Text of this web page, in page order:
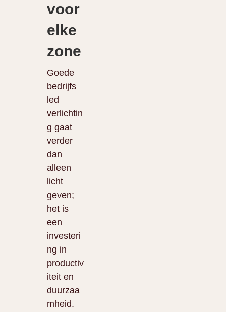
voor
elke
zone
Goede
bedrijfs
led
verlichtin
g gaat
verder
dan
alleen
licht
geven;
het is
een
investeri
ng in
productiv
iteit en
duurzaa
mheid.